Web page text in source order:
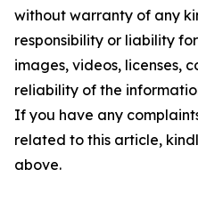
without warranty of any
responsibility or liability
images, videos, licenses,
reliability of the
If you have any
related to this article,
above.